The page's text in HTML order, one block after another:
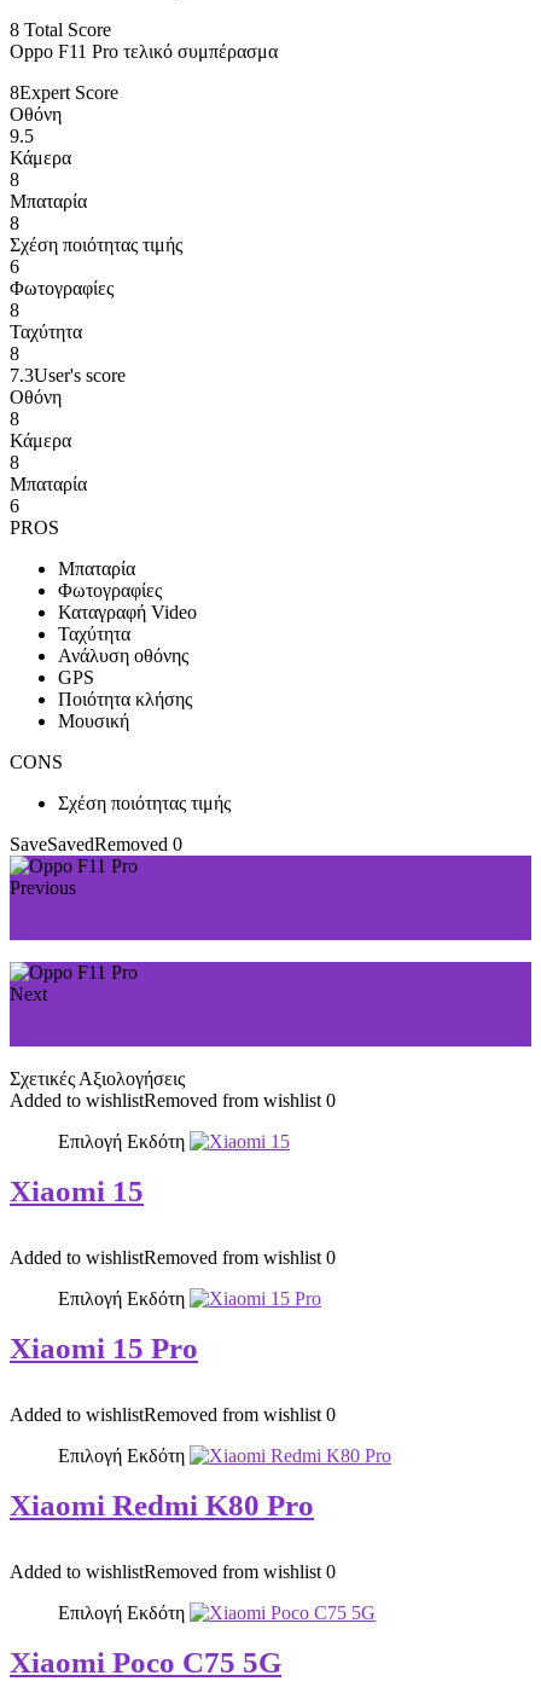
8 Total Score
Oppo F11 Pro τελικό συμπέρασμα
8Expert Score
Οθόνη
9.5
Κάμερα
8
Μπαταρία
8
Σχέση ποιότητας τιμής
6
Φωτογραφίες
8
Ταχύτητα
8
7.3User's score
Οθόνη
8
Κάμερα
8
Μπαταρία
6
PROS
Μπαταρία
Φωτογραφίες
Καταγραφή Video
Ταχύτητα
Ανάλυση οθόνης
GPS
Ποιότητα κλήσης
Μουσική
CONS
Σχέση ποιότητας τιμής
SaveSavedRemoved 0
Previous
Next
Σχετικές Αξιολογήσεις
Added to wishlistRemoved from wishlist 0
Επιλογή Εκδότη
Xiaomi 15
Added to wishlistRemoved from wishlist 0
Επιλογή Εκδότη
Xiaomi 15 Pro
Added to wishlistRemoved from wishlist 0
Επιλογή Εκδότη
Xiaomi Redmi K80 Pro
Added to wishlistRemoved from wishlist 0
Επιλογή Εκδότη
Xiaomi Poco C75 5G